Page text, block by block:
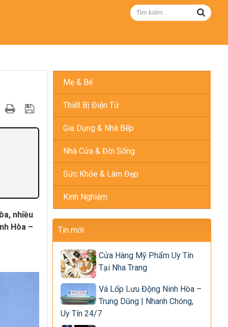
nhiều
Hòa –
Mẹ & Bé
Thiết Bị Điện Tử
Gia Dụng & Nhà Bếp
Nhà Cửa & Đời Sống
Sức Khỏe & Làm Đẹp
Kinh Nghiệm
Tin mới
Cửa Hàng Mỹ Phẩm Uy Tín
Tại Nha Trang
Vá Lốp Lưu Động Ninh Hòa –
Trung Dũng | Nhanh Chóng,
Uy Tín 24/7